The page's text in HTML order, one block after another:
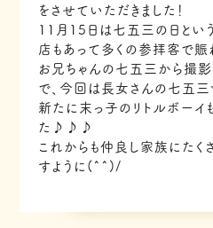
をさせていただきました！
11月15日は七五三の日とい
店もあって多くの参拝客で賑
お兄ちゃんの七五三から撮
で、今回は長女さんの七五
新たに末っ子のリトルボーイ
た♪♪♪
これからも仲良し家族にたく
すように(^^)/